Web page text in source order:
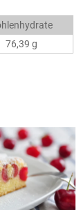
76,39 g